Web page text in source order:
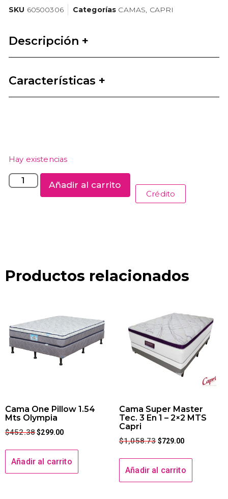
SKU 60500306 Categorías CAMAS, CAPRI
Descripción +
Características +
Hay existencias
Añadir al carrito
Crédito
Productos relacionados
Cama One Pillow 1.54
Mts Olympia
$452.38 $299.00
Añadir al carrito
Cama Super Master
Tec. 3 En 1 – 2×2 MTS
Capri
$1,058.73 $729.00
Añadir al carrito